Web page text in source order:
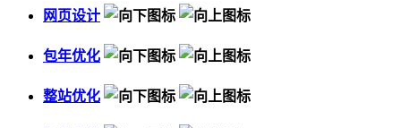
网页设计
包年优化
整站优化